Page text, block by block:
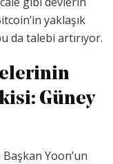
yaklaşık
da talebi artırıyor.
Güney
Yoon’un